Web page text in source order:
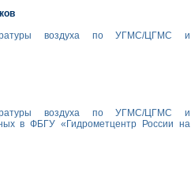
воздуха по УГМС/ЦГМС и
воздуха по УГМС/ЦГМС и
в ФБГУ «Гидрометцентр России на